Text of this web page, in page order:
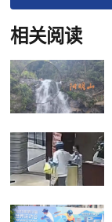
相关阅读